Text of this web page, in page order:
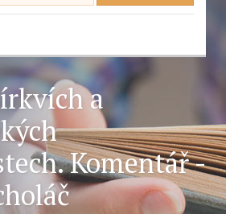
a
Komentář -